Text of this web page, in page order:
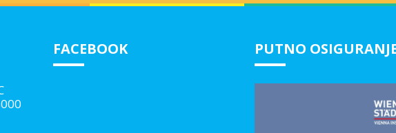
FACEBOOK PUTNO